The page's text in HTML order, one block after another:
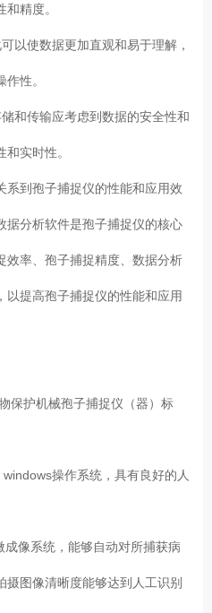
和精度。
以使数据更加直观和易于理解，
作性。
和传输应考虑到数据的安全性和
和实时性。
系到孢子捕捉仪的性能和应用效
据分析软件是孢子捕捉仪的核心
效率、孢子捕捉精度、数据分析
以提高孢子捕捉仪的性能和应用
保护机械孢子捕捉仪（器）标
操作系统，具有良好的人
像系统，能够自动对所捕获病
摄图像清晰度能够达到人工识别